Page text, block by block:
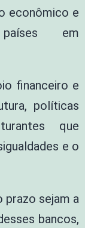
econômico e
em
financeiro e
políticas
que
e o
prazo sejam a
bancos,